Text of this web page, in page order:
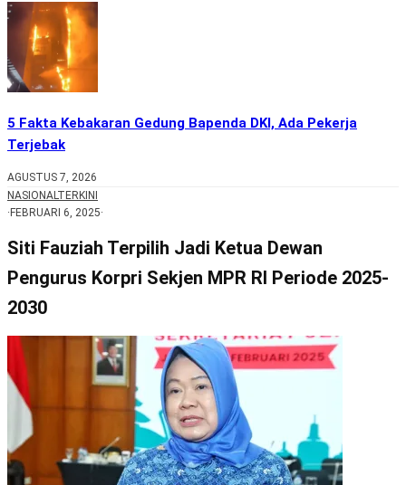
5 Fakta Kebakaran Gedung Bapenda DKI, Ada Pekerja
Terjebak
AGUSTUS 7, 2026
NASIONALTERKINI
· FEBRUARI 6, 2025·
Siti Fauziah Terpilih Jadi Ketua Dewan
Pengurus Korpri Sekjen MPR RI Periode 2025-
2030